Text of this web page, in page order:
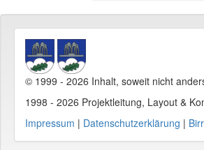
© 1999 - 2026 Inhalt, soweit nicht
1998 - 2026 Projektleitung, Layout &
Impressum | Datenschutzerklärung |